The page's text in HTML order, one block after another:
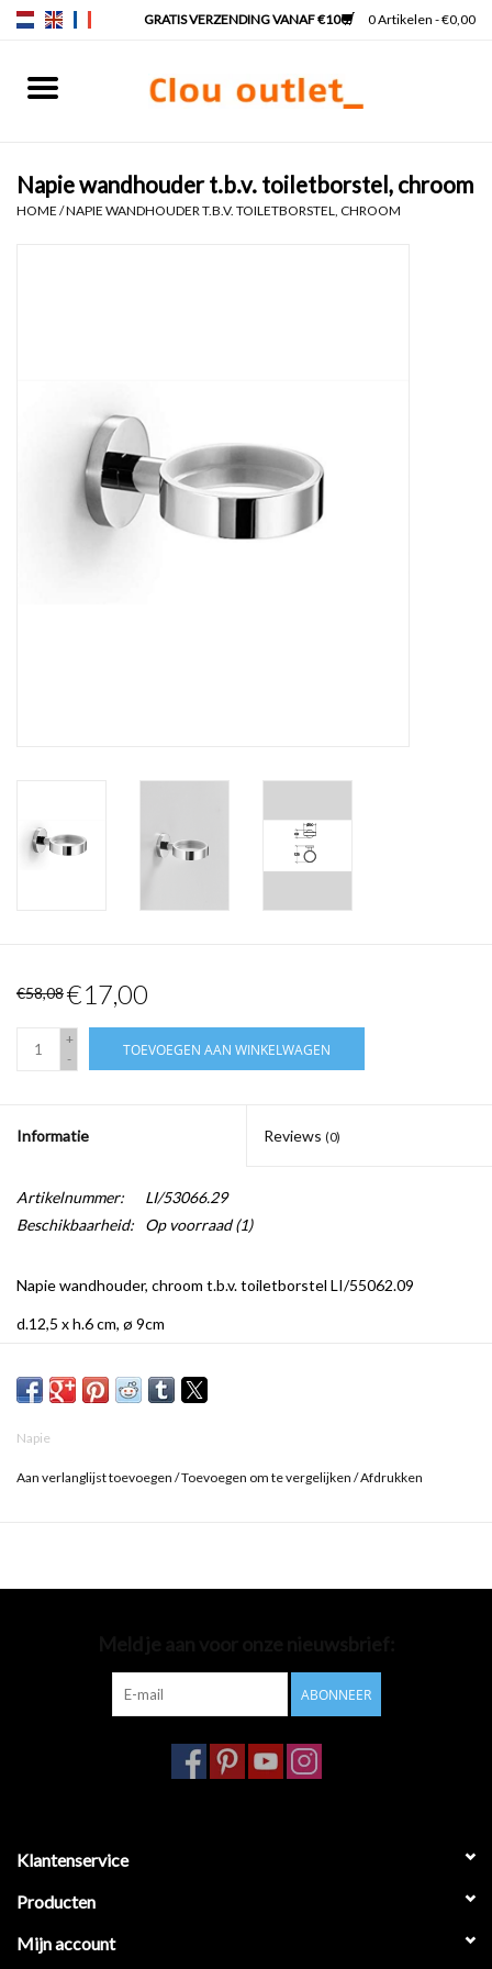
0 Artikelen - €0,00
Spiegelverlichting
Napie wandhouder t.b.v. toiletborstel, chroom
HOME /NAPIE WANDHOUDER T.B.V. TOILETBORSTEL, CHROOM
€58,08€17,00
+
-
TOEVOEGEN AAN WINKELWAGEN
Informatie Reviews (0)
Artikelnummer:
LI/53066.29
Beschikbaarheid:
Op voorraad(1)
Napie wandhouder, chroom t.b.v. toiletborstel LI/55062.09
d.12,5 x h.6 cm, ø 9cm
Napie
Aan verlanglijst toevoegen /Toevoegen om te vergelijken /Afdrukken
ABONNEER
Klantenservice
Producten
Mijn account